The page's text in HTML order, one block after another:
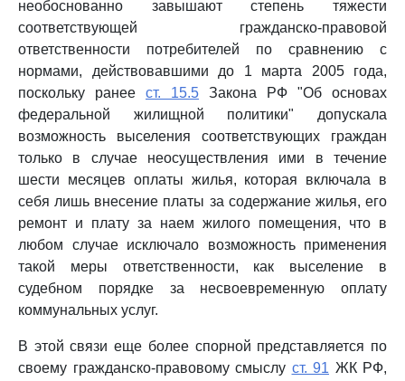
необоснованно завышают степень тяжести
соответствующей гражданско-правовой
ответственности потребителей по сравнению с
нормами, действовавшими до 1 марта 2005 года,
поскольку ранее ст. 15.5 Закона РФ "Об основах
федеральной жилищной политики" допускала
возможность выселения соответствующих граждан
только в случае неосуществления ими в течение
шести месяцев оплаты жилья, которая включала в
себя лишь внесение платы за содержание жилья, его
ремонт и плату за наем жилого помещения, что в
любом случае исключало возможность применения
такой меры ответственности, как выселение в
судебном порядке за несвоевременную оплату
коммунальных услуг.
В этой связи еще более спорной представляется по
своему гражданско-правовому смыслу ст. 91 ЖК РФ,